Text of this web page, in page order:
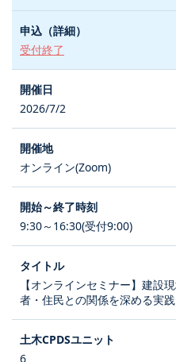
受付終了
2026/7/2
オンライン(Zoom)
9:30～16:30(受付9:00)
【オンラインセミナー】建設
者・住民との関係を深める実
6